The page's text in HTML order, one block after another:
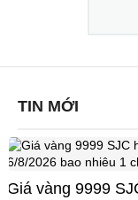
TIN MỚI
Giá vàng 9999